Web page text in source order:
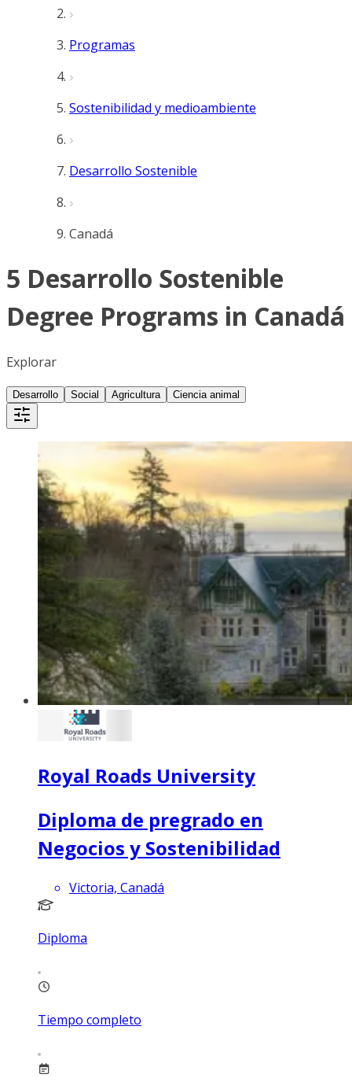
Programas
Sostenibilidad y medioambiente
Desarrollo Sostenible
Canadá
5 Desarrollo Sostenible
Degree Programs in Canadá
Explorar
Desarrollo Social Agricultura Ciencia animal
Royal Roads University
Diploma de pregrado en
Negocios y Sostenibilidad
Victoria, Canadá
Diploma
Tiempo completo